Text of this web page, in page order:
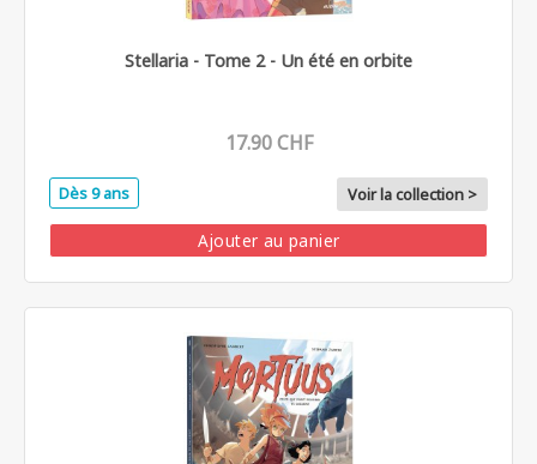
Stellaria - Tome 2 - Un été en orbite
17.90 CHF
Dès 9 ans Voir la collection >
Ajouter au panier